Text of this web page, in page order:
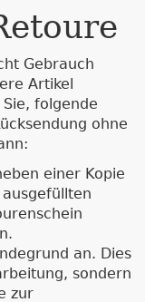
Gebrauch
Artikel
folgende
ohne
einer Kopie
an. Dies
sondern
zur